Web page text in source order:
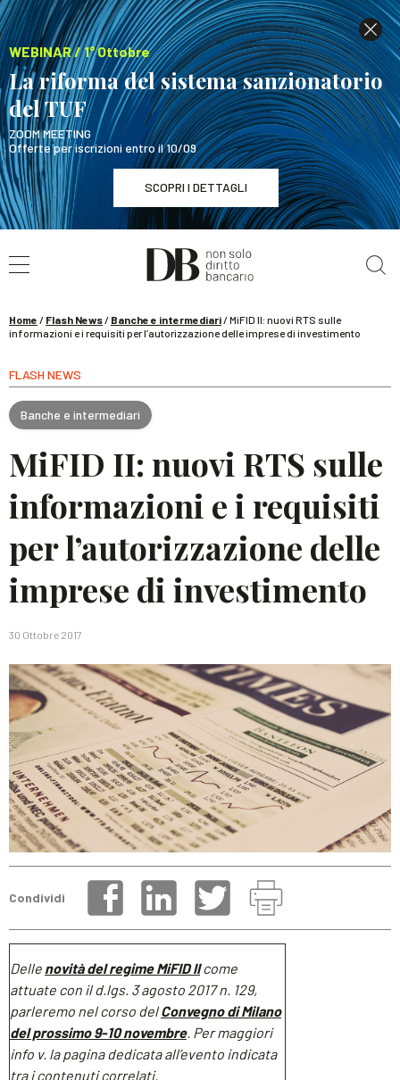
WEBINAR / 1° Ottobre
La riforma del sistema sanzionatorio
del TUF
ZOOM MEETING
Offerte per iscrizioni entro il 10/09
SCOPRI I DETTAGLI
WEBINAR / 1° Ottobre
La riforma del sistema sanzionatorio del TUF
Home / Flash News/ Banche e intermediari/MiFID II: nuovi RTS sulle
informazioni e i requisiti per l’autorizzazione delle imprese di investimento
FLASH NEWS
Banche e intermediari
MiFID II: nuovi RTS sulle
informazioni e i requisiti
per l’autorizzazione delle
imprese di investimento
30 Ottobre 2017
Condividi
Delle novità del regime MiFID IIcome
attuate con il d.lgs. 3 agosto 2017 n. 129,
parleremo nel corso delConvegno di Milano
del prossimo 9-10 novembre. Per maggiori
info v. la pagina dedicata all’evento indicata
tra i contenuti correlati.